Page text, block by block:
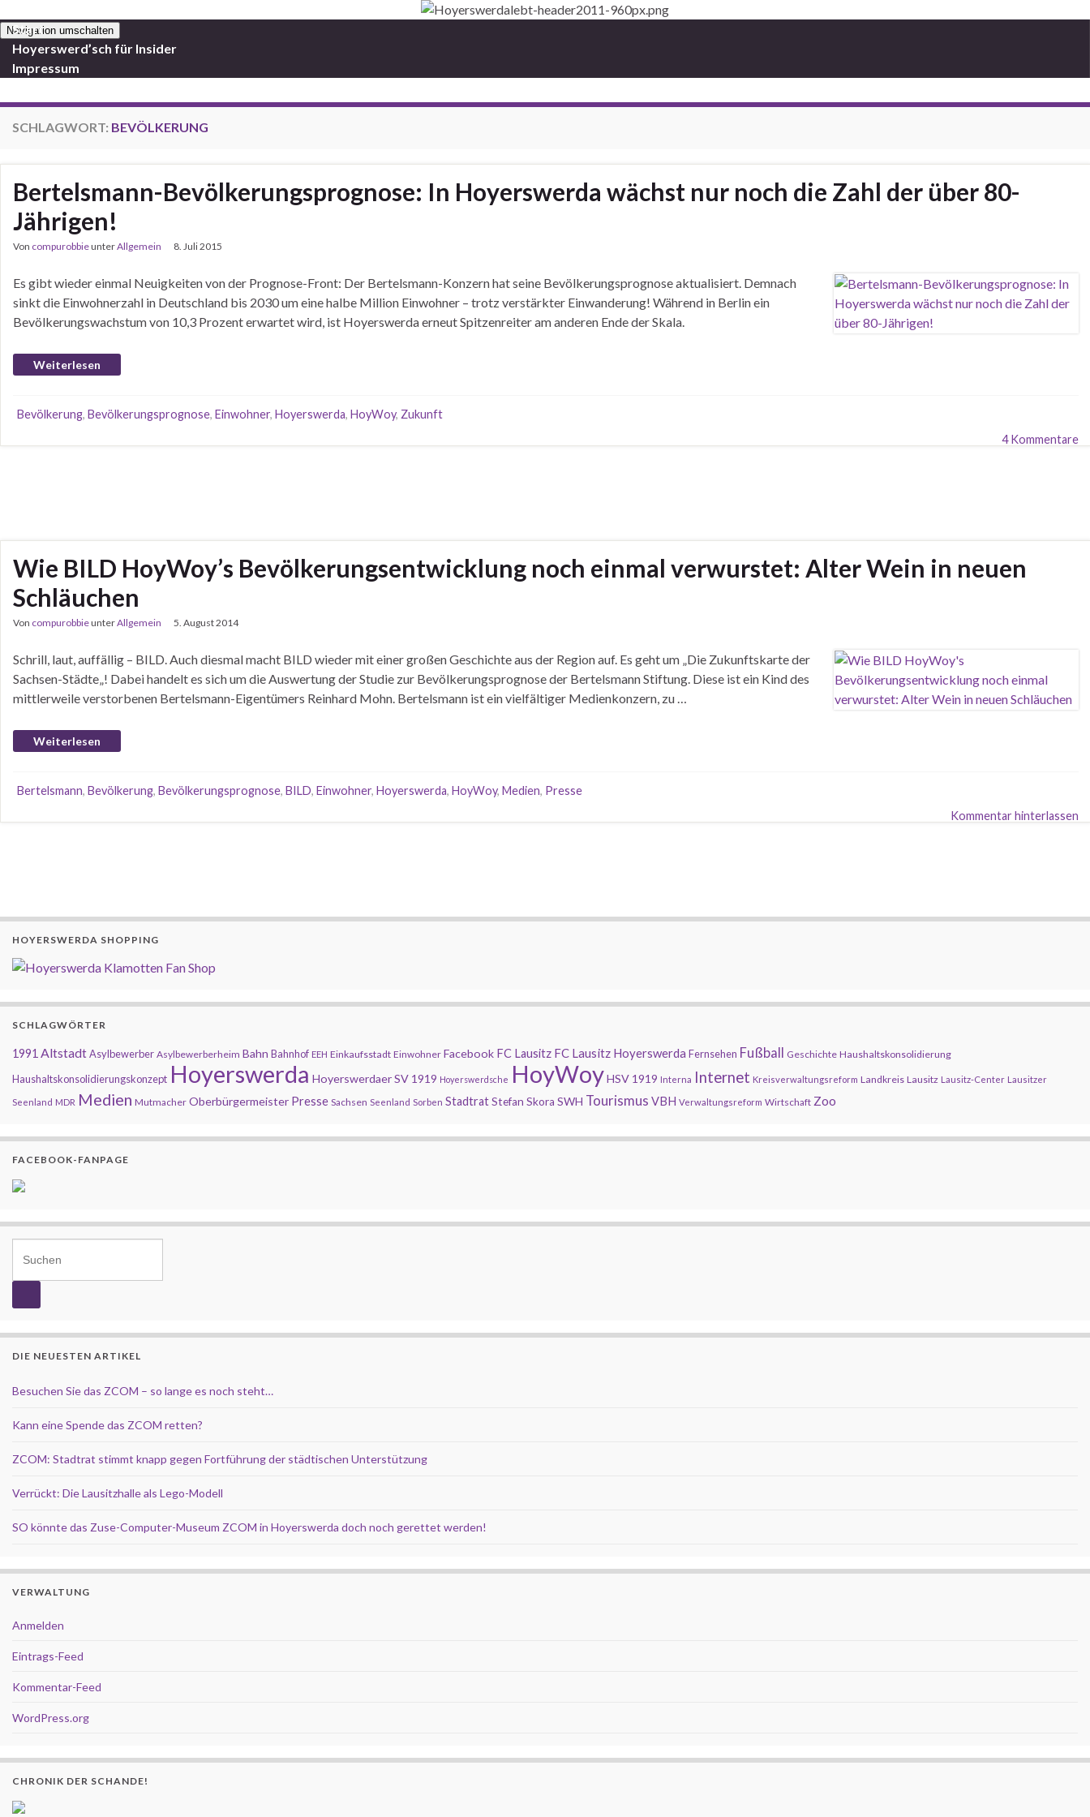
Navigation umschalten
Start
Hoyerswerd’sch für Insider
Impressum
SCHLAGWORT: BEVÖLKERUNG
Bertelsmann-Bevölkerungsprognose: In Hoyerswerda wächst nur noch die Zahl der über 80-
Jährigen!
Von compurobbieunterAllgemein 8. Juli 2015
Es gibt wieder einmal Neuigkeiten von der Prognose-Front: Der Bertelsmann-Konzern hat seine Bevölkerungsprognose aktualisiert. Demnach
sinkt die Einwohnerzahl in Deutschland bis 2030 um eine halbe Million Einwohner – trotz verstärkter Einwanderung! Während in Berlin ein
Bevölkerungswachstum von 10,3 Prozent erwartet wird, ist Hoyerswerda erneut Spitzenreiter am anderen Ende der Skala.
Weiterlesen
Bevölkerung, Bevölkerungsprognose, Einwohner, Hoyerswerda, HoyWoy, Zukunft
4 Kommentare
Wie BILD HoyWoy’s Bevölkerungsentwicklung noch einmal verwurstet: Alter Wein in neuen
Schläuchen
Von compurobbieunterAllgemein 5. August 2014
Schrill, laut, auffällig – BILD. Auch diesmal macht BILD wieder mit einer großen Geschichte aus der Region auf. Es geht um „Die Zukunftskarte der
Sachsen-Städte„! Dabei handelt es sich um die Auswertung der Studie zur Bevölkerungsprognose der Bertelsmann Stiftung. Diese ist ein Kind des
mittlerweile verstorbenen Bertelsmann-Eigentümers Reinhard Mohn. Bertelsmann ist ein vielfältiger Medienkonzern, zu …
Weiterlesen
Bertelsmann, Bevölkerung, Bevölkerungsprognose, BILD, Einwohner, Hoyerswerda, HoyWoy, Medien, Presse
Kommentar hinterlassen
HOYERSWERDA SHOPPING
SCHLAGWÖRTER
1991 AltstadtAsylbewerber Asylbewerberheim Bahn Bahnhof EEH Einkaufsstadt Einwohner Facebook FC Lausitz FC Lausitz Hoyerswerda Fernsehen Fußball Geschichte Haushaltskonsolidierung
Haushaltskonsolidierungskonzept Hoyerswerda Hoyerswerdaer SV 1919 Hoyerswerdsche HoyWoyHSV 1919 Interna Internet Kreisverwaltungsreform Landkreis Lausitz Lausitz-Center Lausitzer
Seenland MDR Medien Mutmacher Oberbürgermeister Presse Sachsen Seenland Sorben StadtratStefan Skora SWH Tourismus VBH Verwaltungsreform Wirtschaft Zoo
FACEBOOK-FANPAGE
DIE NEUESTEN ARTIKEL
Besuchen Sie das ZCOM – so lange es noch steht…
Kann eine Spende das ZCOM retten?
ZCOM: Stadtrat stimmt knapp gegen Fortführung der städtischen Unterstützung
Verrückt: Die Lausitzhalle als Lego-Modell
SO könnte das Zuse-Computer-Museum ZCOM in Hoyerswerda doch noch gerettet werden!
VERWALTUNG
Anmelden
Eintrags-Feed
Kommentar-Feed
WordPress.org
CHRONIK DER SCHANDE!